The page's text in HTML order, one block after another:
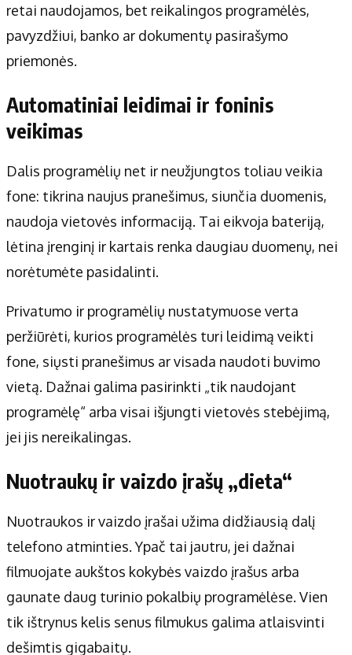
retai naudojamos, bet reikalingos programėlės,
pavyzdžiui, banko ar dokumentų pasirašymo
priemonės.
Automatiniai leidimai ir foninis
veikimas
Dalis programėlių net ir neužjungtos toliau veikia
fone: tikrina naujus pranešimus, siunčia duomenis,
naudoja vietovės informaciją. Tai eikvoja bateriją,
lėtina įrenginį ir kartais renka daugiau duomenų, nei
norėtumėte pasidalinti.
Privatumo ir programėlių nustatymuose verta
peržiūrėti, kurios programėlės turi leidimą veikti
fone, siųsti pranešimus ar visada naudoti buvimo
vietą. Dažnai galima pasirinkti „tik naudojant
programėlę“ arba visai išjungti vietovės stebėjimą,
jei jis nereikalingas.
Nuotraukų ir vaizdo įrašų „dieta“
Nuotraukos ir vaizdo įrašai užima didžiausią dalį
telefono atminties. Ypač tai jautru, jei dažnai
filmuojate aukštos kokybės vaizdo įrašus arba
gaunate daug turinio pokalbių programėlėse. Vien
tik ištrynus kelis senus filmukus galima atlaisvinti
dešimtis gigabaitų.